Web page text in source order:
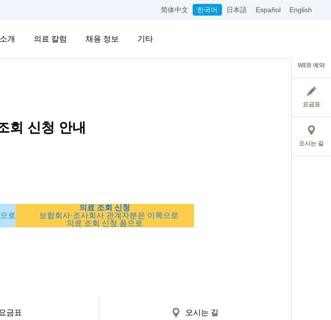
简体中文 한국어 日本語 Español English
개 의료 칼럼 채용 정보 기타
WEB 예약
요금표
오시는 길
회 신청 안내
로
의료 조회 신청
보험회사·조사회사 관계자분은 이쪽으로
의료 조회 신청 폼으로
요금표 오시는 길